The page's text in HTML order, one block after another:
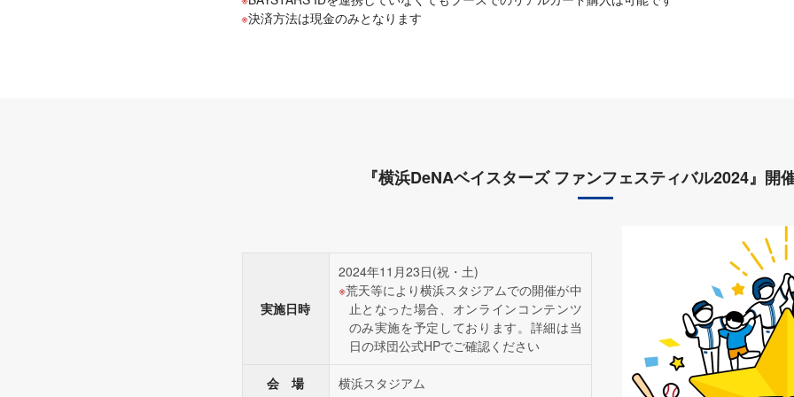
決済方法は現金のみとなります
『横浜DeNAベイスターズ ファンフェスティバル2024』開
実施日時
2024年11月23日(祝・土)
荒天等により横浜スタジアムでの開催が中
止となった場合、オンラインコンテンツ
のみ実施を予定しております。詳細は当
日の球団公式HPでご確認ください
会 場 横浜スタジアム